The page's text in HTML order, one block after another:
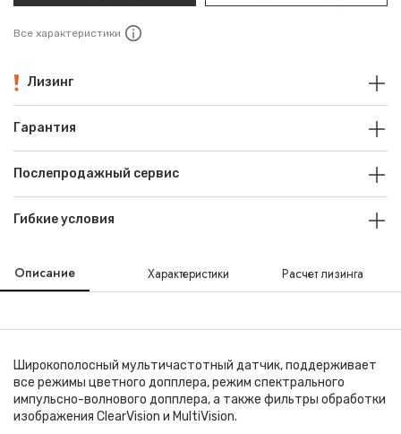
Все характеристики
Лизинг
Гарантия
Послепродажный сервис
Гибкие условия
Описание Характеристики Расчет лизинга
Широкополосный мультичастотный датчик, поддерживает
все режимы цветного допплера, режим спектрального
импульсно-волнового допплера, а также фильтры обработки
изображения ClearVision и MultiVision.